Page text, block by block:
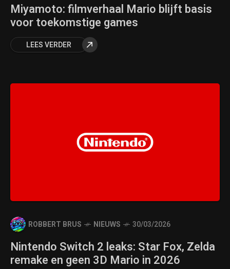
Miyamoto: filmverhaal Mario blijft basis
voor toekomstige games
LEES VERDER
ROBBERT BRUS NIEUWS 30/03/2026
Nintendo Switch 2 leaks: Star Fox, Zelda
remake en geen 3D Mario in 2026